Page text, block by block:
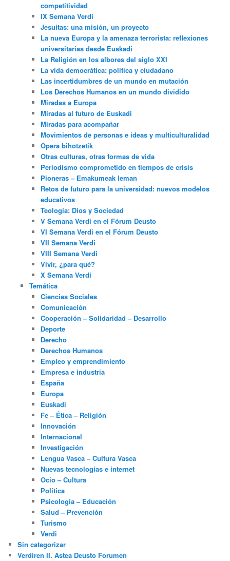
competitividad
IX Semana Verdi
Jesuitas: una misión, un proyecto
La nueva Europa y la amenaza terrorista: reflexiones
universitarias desde Euskadi
La Religión en los albores del siglo XXI
La vida democrática: política y ciudadano
Las incertidumbres de un mundo en mutación
Los Derechos Humanos en un mundo dividido
Miradas a Europa
Miradas al futuro de Euskadi
Miradas para acompañar
Movimientos de personas e ideas y multiculturalidad
Opera bihotzetik
Otras culturas, otras formas de vida
Periodismo comprometido en tiempos de crisis
Pioneras – Emakumeak leman
Retos de futuro para la universidad: nuevos modelos
educativos
Teología: Dios y Sociedad
V Semana Verdi en el Fórum Deusto
VI Semana Verdi en el Fórum Deusto
VII Semana Verdi
VIII Semana Verdi
Vivir, ¿para qué?
X Semana Verdi
Temática
Ciencias Sociales
Comunicación
Cooperación – Solidaridad – Desarrollo
Deporte
Derecho
Derechos Humanos
Empleo y emprendimiento
Empresa e industria
España
Europa
Euskadi
Fe – Ética – Religión
Innovación
Internacional
Investigación
Lengua Vasca – Cultura Vasca
Nuevas tecnologías e internet
Ocio – Cultura
Política
Psicología – Educación
Salud – Prevención
Turismo
Verdi
Sin categorizar
Verdiren II. Astea Deusto Forumen